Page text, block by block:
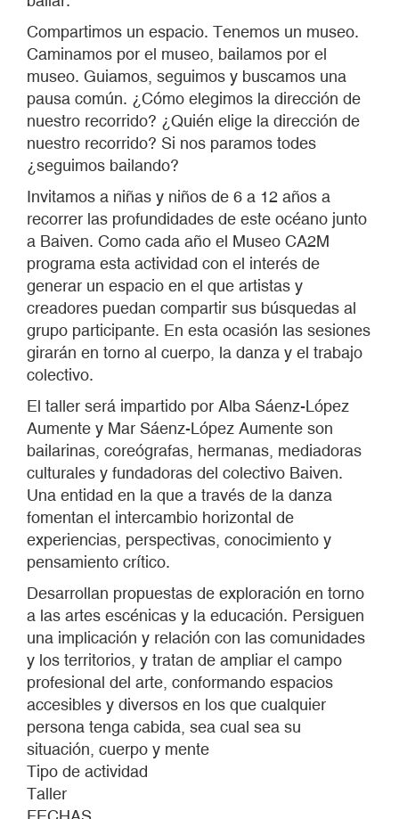
Compartimos un espacio. Tenemos un museo.
Caminamos por el museo, bailamos por el
museo. Guiamos, seguimos y buscamos una
pausa común. ¿Cómo elegimos la dirección de
nuestro recorrido? ¿Quién elige la dirección de
nuestro recorrido? Si nos paramos todes
¿seguimos bailando?
Invitamos a niñas y niños de 6 a 12 años a
recorrer las profundidades de este océano junto
a Baiven. Como cada año el Museo CA2M
programa esta actividad con el interés de
generar un espacio en el que artistas y
creadores puedan compartir sus búsquedas al
grupo participante. En esta ocasión las sesiones
girarán en torno al cuerpo, la danza y el trabajo
colectivo.
El taller será impartido por Alba Sáenz-López
Aumente y Mar Sáenz-López Aumente son
bailarinas, coreógrafas, hermanas, mediadoras
culturales y fundadoras del colectivo Baiven.
Una entidad en la que a través de la danza
fomentan el intercambio horizontal de
experiencias, perspectivas, conocimiento y
pensamiento crítico.
Desarrollan propuestas de exploración en torno
a las artes escénicas y la educación. Persiguen
una implicación y relación con las comunidades
y los territorios, y tratan de ampliar el campo
profesional del arte, conformando espacios
accesibles y diversos en los que cualquier
persona tenga cabida, sea cual sea su
situación, cuerpo y mente
Tipo de actividad
Taller